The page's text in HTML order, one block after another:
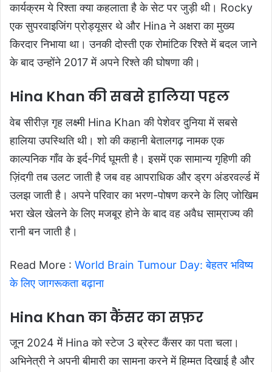
कार्यक्रम ये रिश्ता क्या कहलाता है के सेट पर जुड़ी थी। Rocky
एक सुपरवाइजिंग प्रोड्यूसर थे और Hina ने अक्षरा का मुख्य
किरदार निभाया था। उनकी दोस्ती एक रोमांटिक रिश्ते में बदल जाने
के बाद उन्होंने 2017 में अपने रिश्ते की घोषणा की।
Hina Khan की सबसे हालिया पहल
वेब सीरीज़ गृह लक्ष्मी Hina Khan की पेशेवर दुनिया में सबसे
हालिया उपस्थिति थी। शो की कहानी बेतालगढ़ नामक एक
काल्पनिक गाँव के इर्द-गिर्द घूमती है। इसमें एक सामान्य गृहिणी की
ज़िंदगी तब उलट जाती है जब वह आपराधिक और ड्रग अंडरवर्ल्ड में
उलझ जाती है। अपने परिवार का भरण-पोषण करने के लिए जोखिम
भरा खेल खेलने के लिए मजबूर होने के बाद वह अवैध साम्राज्य की
रानी बन जाती है।
Read More : World Brain Tumour Day: बेहतर भविष्य
के लिए जागरूकता बढ़ाना
Hina Khan का कैंसर का सफ़र
जून 2024 में Hina को स्टेज 3 ब्रेस्ट कैंसर का पता चला।
अभिनेत्री ने अपनी बीमारी का सामना करने में हिम्मत दिखाई है और